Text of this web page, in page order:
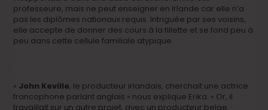
professeure, mais ne peut enseigner en Irlande car elle n’a
pas les diplômes nationaux requis. Intriguée par ses voisins,
elle accepte de donner des cours à la fillette et se fond peu à
peu dans cette cellule familiale atypique.
« John Keville, le producteur irlandais, cherchait une actrice
francophone parlant anglais » nous explique Erika. « Or, il
travaillait sur un autre projet, avec un producteur belge,